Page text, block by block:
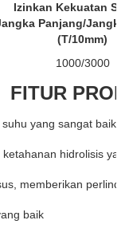
Izinkan Kekuatan
Panjang/Jangka
(T/10mm)
1000/3000
FITUR
yang sangat baik
hidrolisis
memberikan
baik